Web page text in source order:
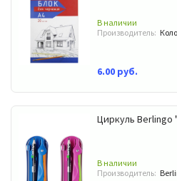
В наличии
Производитель:
6.00 руб.
Циркуль
В наличии
Производитель: